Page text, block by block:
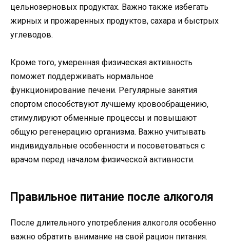
цельнозерновых продуктах. Важно также избегать
жирных и прожаренных продуктов, сахара и быстрых
углеводов.
Кроме того, умеренная физическая активность
поможет поддерживать нормальное
функционирование печени. Регулярные занятия
спортом способствуют лучшему кровообращению,
стимулируют обменные процессы и повышают
общую регенерацию организма. Важно учитывать
индивидуальные особенности и посоветоваться с
врачом перед началом физической активности.
Правильное питание после алкоголя
После длительного употребления алкоголя особенно
важно обратить внимание на свой рацион питания.